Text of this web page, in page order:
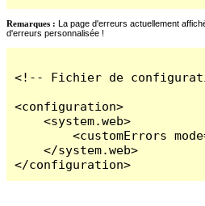
Remarques : La page d'erreurs actuellement
d'erreurs personnalisée !
<!-- Fichier de
<configuration>
    <system.web>
<customErrors
    </system.web>
</configuration>